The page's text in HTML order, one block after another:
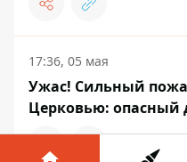
17:36, 05 мая
Ужас! Сильный
Церковью: опасный